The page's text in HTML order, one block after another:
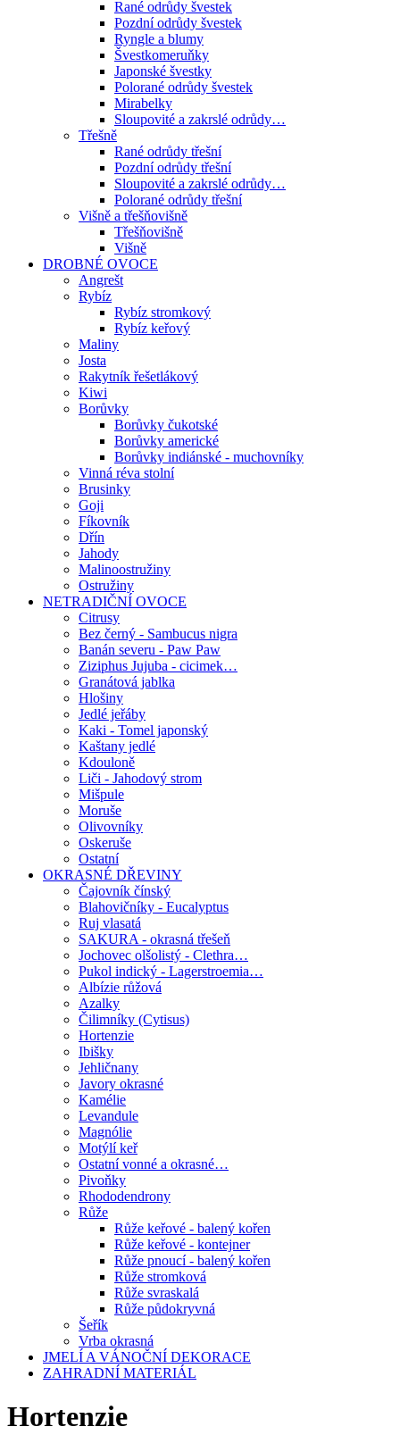
Rané odrůdy švestek
Pozdní odrůdy švestek
Ryngle a blumy
Švestkomeruňky
Japonské švestky
Polorané odrůdy švestek
Mirabelky
Sloupovité a zakrslé odrůdy…
Třešně
Rané odrůdy třešní
Pozdní odrůdy třešní
Sloupovité a zakrslé odrůdy…
Polorané odrůdy třešní
Višně a třešňovišně
Třešňovišně
Višně
DROBNÉ OVOCE
Angrešt
Rybíz
Rybíz stromkový
Rybíz keřový
Maliny
Josta
Rakytník řešetlákový
Kiwi
Borůvky
Borůvky čukotské
Borůvky americké
Borůvky indiánské - muchovníky
Vinná réva stolní
Brusinky
Goji
Fíkovník
Dřín
Jahody
Malinoostružiny
Ostružiny
NETRADIČNÍ OVOCE
Citrusy
Bez černý - Sambucus nigra
Banán severu - Paw Paw
Ziziphus Jujuba - cicimek…
Granátová jablka
Hlošiny
Jedlé jeřáby
Kaki - Tomel japonský
Kaštany jedlé
Kdouloně
Liči - Jahodový strom
Mišpule
Moruše
Olivovníky
Oskeruše
Ostatní
OKRASNÉ DŘEVINY
Čajovník čínský
Blahovičníky - Eucalyptus
Ruj vlasatá
SAKURA - okrasná třešeň
Jochovec olšolistý - Clethra…
Pukol indický - Lagerstroemia…
Albízie růžová
Azalky
Čilimníky (Cytisus)
Hortenzie
Ibišky
Jehličnany
Javory okrasné
Kamélie
Levandule
Magnólie
Motýlí keř
Ostatní vonné a okrasné…
Pivoňky
Rhododendrony
Růže
Růže keřové - balený kořen
Růže keřové - kontejner
Růže pnoucí - balený kořen
Růže stromková
Růže svraskalá
Růže půdokryvná
Šeřík
Vrba okrasná
JMELÍ A VÁNOČNÍ DEKORACE
ZAHRADNÍ MATERIÁL
Hortenzie